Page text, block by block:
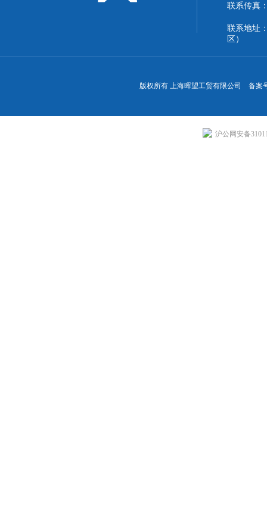
联系传真
联系地址
区）
版权所有 上海晖望工贸有限公司 备案
沪公网安备